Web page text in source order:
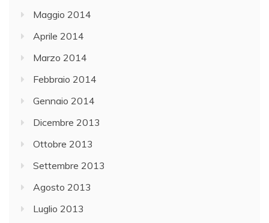
Maggio 2014
Aprile 2014
Marzo 2014
Febbraio 2014
Gennaio 2014
Dicembre 2013
Ottobre 2013
Settembre 2013
Agosto 2013
Luglio 2013